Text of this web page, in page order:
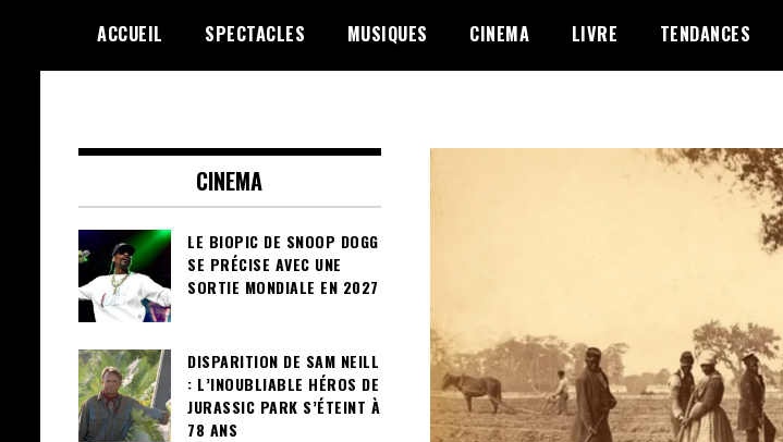
content
ACCUEIL SPECTACLES MUSIQUES CINEMA LIVRE TENDANCES
sunuculture
CINEMA
LE BIOPIC DE SNOOP DOGG
SE PRÉCISE AVEC UNE
SORTIE MONDIALE EN 2027
DISPARITION DE SAM NEILL
: L’INOUBLIABLE HÉROS DE
JURASSIC PARK S’ÉTEINT À
78 ANS